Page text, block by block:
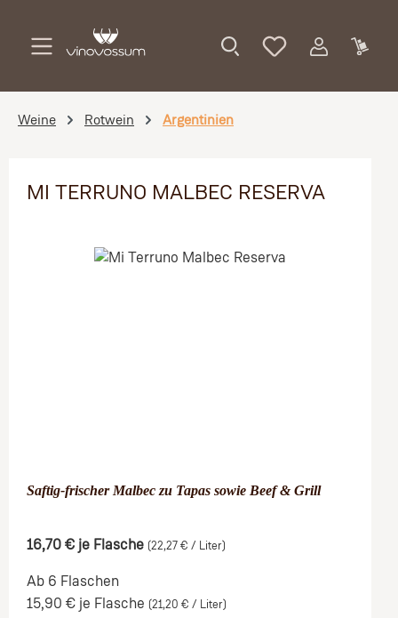
Weine Rotwein Argentinien
MI TERRUNO MALBEC RESERVA
Bildergalerie überspringen
Saftig-frischer Malbec zu Tapas sowie Beef & Grill
16,70 € je Flasche (22,27 € / Liter)
Ab 6 Flaschen
15,90 € je Flasche (21,20 € / Liter)